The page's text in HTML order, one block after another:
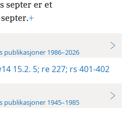
septer er et
+
1986–2026
15.2. 5; re 227; rs 401-402
1945–1985